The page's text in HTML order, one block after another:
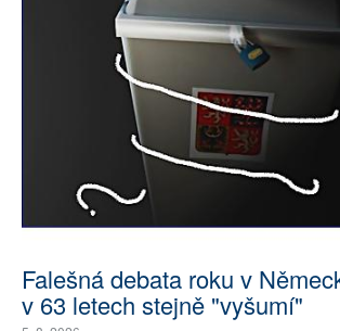
Falešná debata roku v
v 63 letech stejně "vyšumí"